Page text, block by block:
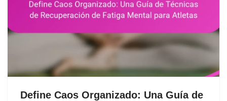
Define Caos Organizado: Una Guía de